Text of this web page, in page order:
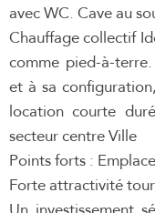
avec WC. Cave au
Chauffage collectif
comme pied-à-
et à sa
location courte
secteur centre Ville
Points forts :
Forte attractivité